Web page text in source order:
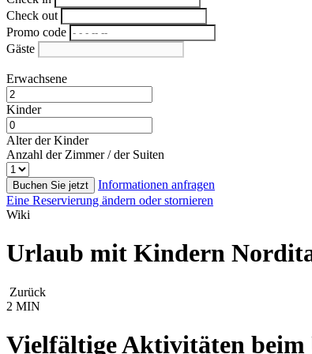
Check out
Promo code
Gäste
Erwachsene
Kinder
Alter der Kinder
Anzahl der Zimmer / der Suiten
Buchen Sie jetzt
Informationen anfragen
Eine Reservierung ändern oder stornieren
Wiki
Urlaub mit Kindern
Zurück
2 MIN
Vielfältige Aktivitäten